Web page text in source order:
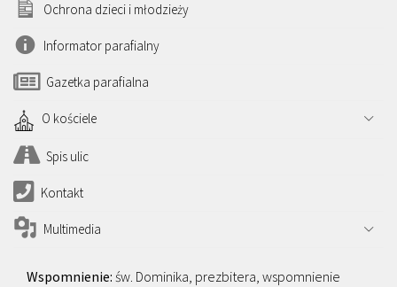
Ochrona dzieci i młodzieży
Informator parafialny
Gazetka parafialna
O kościele
Spis ulic
Kontakt
Multimedia
św. Dominika, prezbitera, wspomnienie